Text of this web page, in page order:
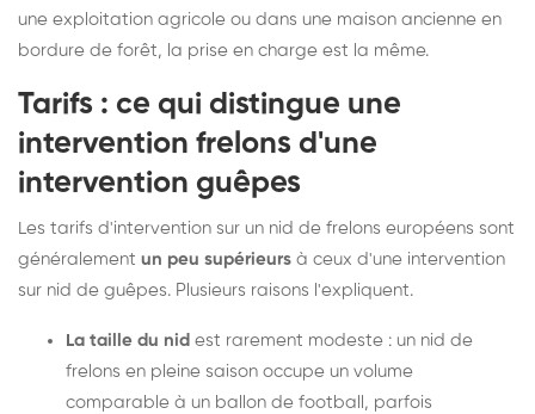
une exploitation agricole ou dans une maison ancienne en
bordure de forêt, la prise en charge est la même.
Tarifs : ce qui distingue une
intervention frelons d'une
intervention guêpes
Les tarifs d'intervention sur un nid de frelons européens sont
généralement un peu supérieurs à ceux d'une intervention
sur nid de guêpes. Plusieurs raisons l'expliquent.
La taille du nid est rarement modeste : un nid de
frelons en pleine saison occupe un volume
comparable à un ballon de football, parfois